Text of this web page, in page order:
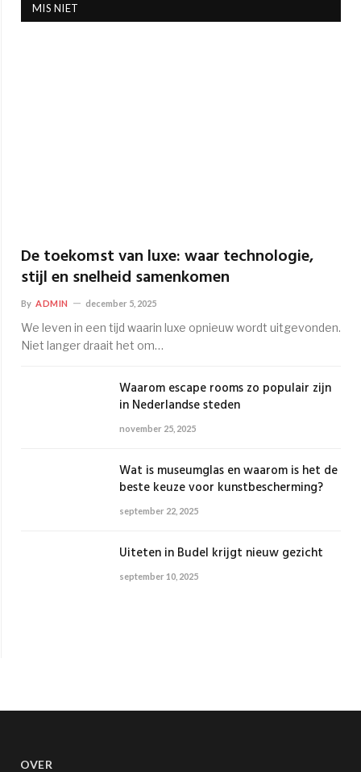
MIS NIET
De toekomst van luxe: waar technologie,
stijl en snelheid samenkomen
By ADMIN december 5, 2025
We leven in een tijd waarin luxe opnieuw wordt uitgevonden.
Niet langer draait het om…
Waarom escape rooms zo populair zijn
in Nederlandse steden
november 25, 2025
Wat is museumglas en waarom is het de
beste keuze voor kunstbescherming?
september 22, 2025
Uiteten in Budel krijgt nieuw gezicht
september 10, 2025
OVER